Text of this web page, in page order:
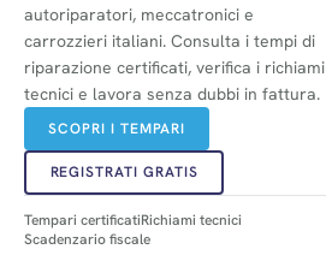
autoriparatori, meccatronici e
carrozzieri italiani. Consulta i tempi di
riparazione certificati, verifica i richiami
tecnici e lavora senza dubbi in fattura.
SCOPRI I TEMPARI
REGISTRATI GRATIS
Tempari certificatiRichiami tecnici
Scadenzario fiscale